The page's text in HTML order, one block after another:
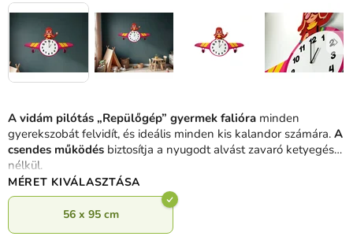
A vidám pilótás „Repülőgép” gyermek falióra minden
gyerekszobát felvidít, és ideális minden kis kalandor számára. A
csendes működés biztosítja a nyugodt alvást zavaró ketyegés
nélkül.
MÉRET KIVÁLASZTÁSA
56 x 95 cm